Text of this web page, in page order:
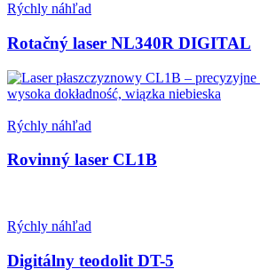
Rýchly náhľad
Rotačný laser NL340R DIGITAL
Rýchly náhľad
Rovinný laser CL1B
Rýchly náhľad
Digitálny teodolit DT-5